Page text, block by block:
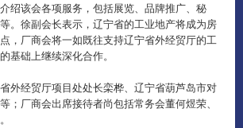
绍该会各项服务，包括展览、品牌推广、秘
。 徐副会长表示，辽宁省的工业地产将成为房
，厂商会将一如既往支持辽宁省外经贸厅的工
基础上继续深化合作。
外经贸厅项目处处长栾桦、辽宁省葫芦岛市对
；厂商会出席接待者尚包括常务会董何煜荣、